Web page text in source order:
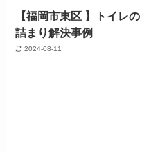
【福岡市東区 】トイレの
詰まり解決事例
2024-08-11